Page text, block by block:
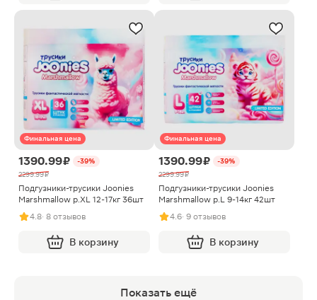
Финальная цена
1390.99 ₽
-39%
2299.99 ₽
Подгузники-трусики Joonies
Marshmallow р.XL 12-17кг 36шт
4.8· 8 отзывов
В корзину
Финальная цена
1390.99 ₽
-39%
2299.99 ₽
Подгузники-трусики Joonies
Marshmallow р.L 9-14кг 42шт
4.6· 9 отзывов
В корзину
Показать ещё